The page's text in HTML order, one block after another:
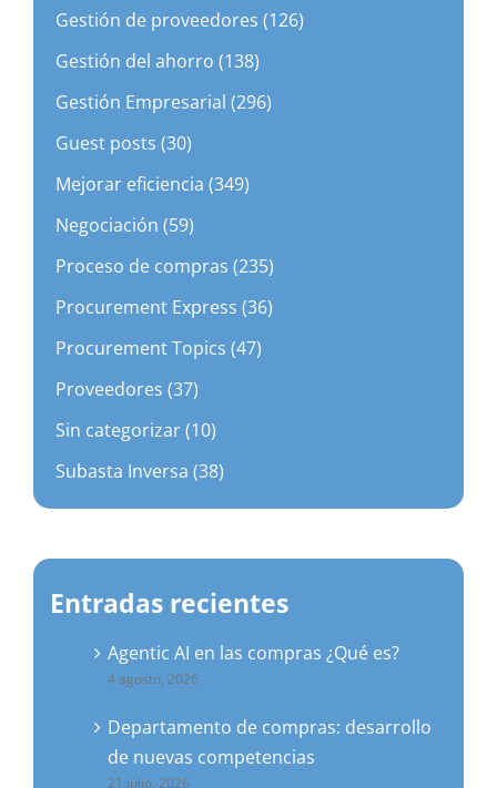
Gestión de proveedores (126)
Gestión del ahorro (138)
Gestión Empresarial (296)
Guest posts (30)
Mejorar eficiencia (349)
Negociación (59)
Proceso de compras (235)
Procurement Express (36)
Procurement Topics (47)
Proveedores (37)
Sin categorizar (10)
Subasta Inversa (38)
Entradas recientes
Agentic AI en las compras ¿Qué es?
4 agosto, 2026
Departamento de compras: desarrollo
de nuevas competencias
21 julio, 2026